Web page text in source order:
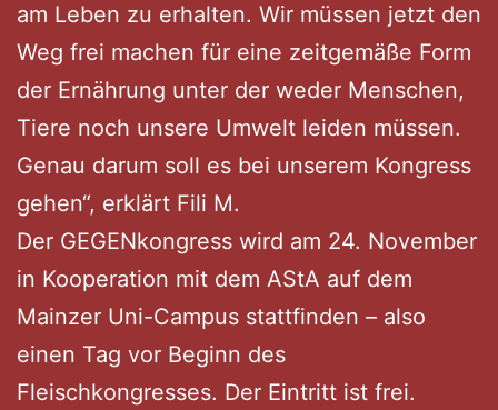
am Leben zu erhalten. Wir müssen jetzt den
Weg frei machen für eine zeitgemäße Form
der Ernährung unter der weder Menschen,
Tiere noch unsere Umwelt leiden müssen.
Genau darum soll es bei unserem Kongress
gehen“, erklärt Fili M.
Der GEGENkongress wird am 24. November
in Kooperation mit dem AStA auf dem
Mainzer Uni-Campus stattfinden – also
einen Tag vor Beginn des
Fleischkongresses. Der Eintritt ist frei.